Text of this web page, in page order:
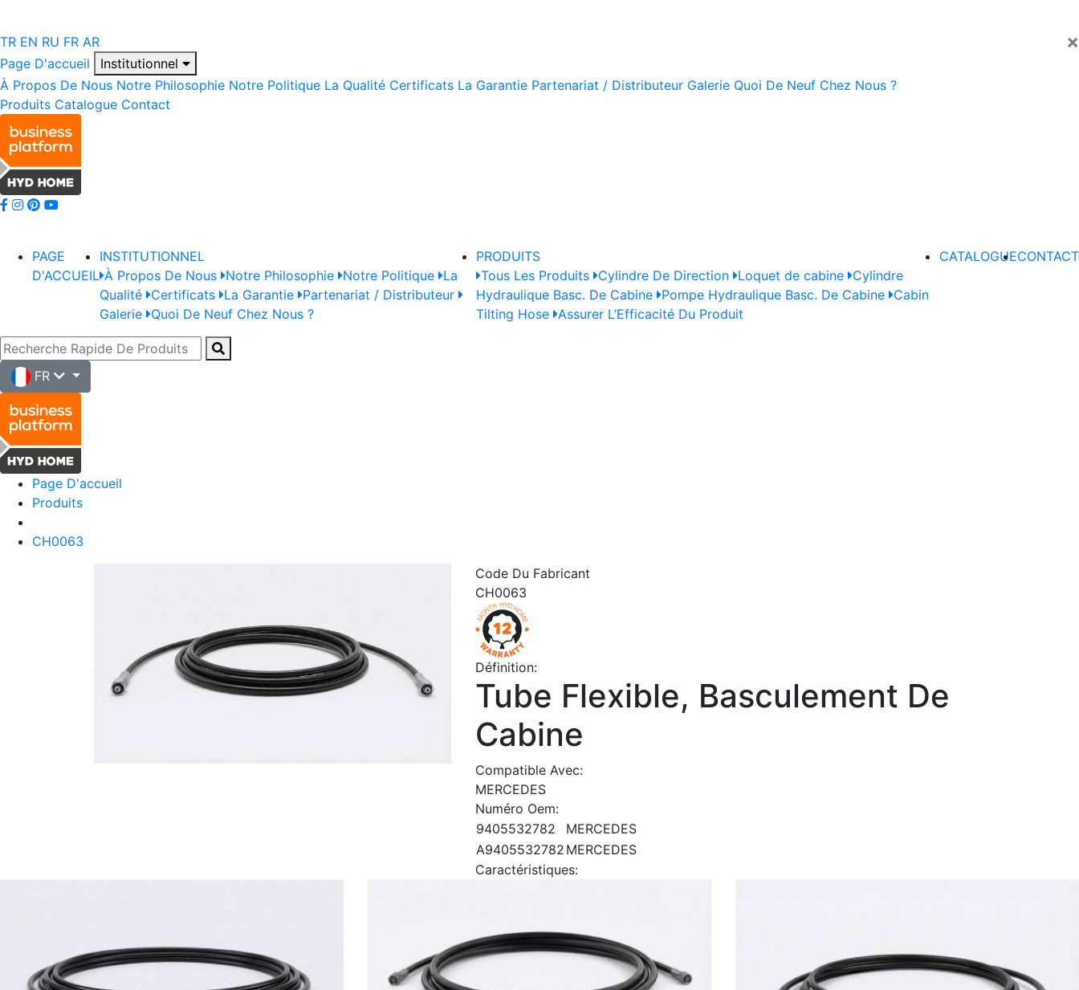
×
TR EN RU FR AR
Page D'accueil
Institutionnel
À Propos De Nous Notre Philosophie Notre Politique La Qualité Certificats La Garantie Partenariat / Distributeur Galerie Quoi De Neuf Chez Nous ?
Produits Catalogue Contact
PAGE
D'ACCUEIL
INSTITUTIONNEL
À Propos De Nous Notre Philosophie Notre Politique La
Qualité Certificats La Garantie Partenariat / Distributeur
Galerie Quoi De Neuf Chez Nous ?
PRODUITS
Tous Les Produits Cylindre De Direction Loquet de cabine Cylindre
Hydraulique Basc. De Cabine Pompe Hydraulique Basc. De Cabine Cabin
Tilting Hose Assurer L’Efficacité Du Produit
CATALOGUECONTACT
FR
Page D'accueil
Produits
CH0063
Code Du Fabricant
CH0063
Définition:
Tube Flexible, Basculement De
Cabine
Compatible Avec:
MERCEDES
Numéro Oem:
9405532782
MERCEDES
A9405532782 MERCEDES
Caractéristiques: